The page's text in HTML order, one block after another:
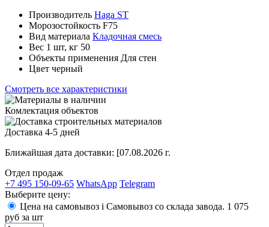
Производитель Haga ST
Морозостойкость F75
Вид материала Кладочная смесь
Вес 1 шт, кг 50
Объекты применения Для стен
Цвет черный
Смотреть все характеристики
Комлектация объектов
Доставка 4-5 дней
Ближайшая дата доставки: [07.08.2026 г.
Отдел продаж
+7 495 150-09-65 WhatsApp Telegram
Выберите цену:
Цена на самовывоз i Самовывоз со склада завода. 1 075
руб за шт